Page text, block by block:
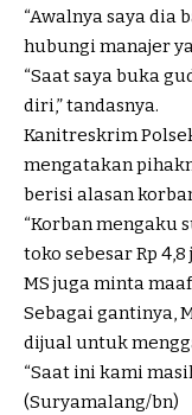
“Awalnya saya dia
hubungi manajer
“Saat saya buka
diri,” tandasnya.
Kanitreskrim
mengatakan
berisi alasan
“Korban mengaku
toko sebesar Rp 4,8
MS juga minta
Sebagai gantinya,
dijual untuk
“Saat ini kami
(Suryamalang/bn)